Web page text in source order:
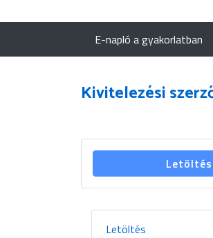
E-napló a gyakorlatban
Kivitelezési
Letöltés
Letöltés